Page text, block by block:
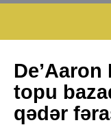
De’Aaron
topu
qədər